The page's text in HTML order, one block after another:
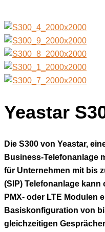
Yeastar
Die S300 von Yeastar,
Business-Telefonanlage
für Unternehmen mit bis
(SIP) Telefonanlage kann
PMX- oder LTE Modulen
Basiskonfiguration von
gleichzeitigen